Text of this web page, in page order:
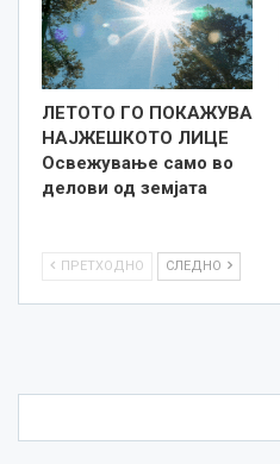
ЛЕТОТО ГО ПОКАЖУВА
НАЈЖЕШКОТО ЛИЦE
Освежување само во
делови од земјата
ПРЕТХОДНО СЛЕДНО